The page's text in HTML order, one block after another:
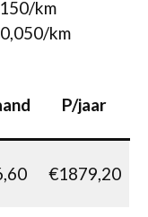
km
km
P/jaar
€1879,20